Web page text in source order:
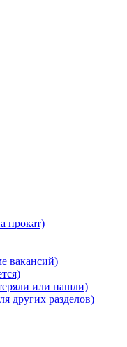
прокат)
вакансий)
или нашли)
других разделов)